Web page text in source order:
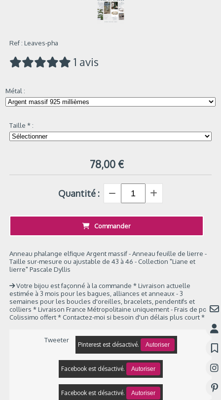
Ref : Leaves-pha
1 avis
Métal :
Taille* :
78,00 €
Quantité :
Commander
Anneau phalange elfique Argent massif - Anneau feuille de lierre -
Taille sur-mesure ou ajustable de 43 à 46 - Collection "Liane et
lierre" Pascale Dyllis
Votre bijou est façonné à la commande * Livraison actuelle
estimée à 3 mois pour les bagues, alliances et anneaux - 3
semaines pour les boucles d'oreilles, bracelets, pendentifs et
colliers * Livraison France Métropolitaine uniquement - Frais de port
Colissimo offert * Contactez-moi si besoin d'un délais plus court *
Tweeter
Pinterest est désactivé. Autoriser
Facebook est désactivé. Autoriser
Facebook est désactivé. Autoriser